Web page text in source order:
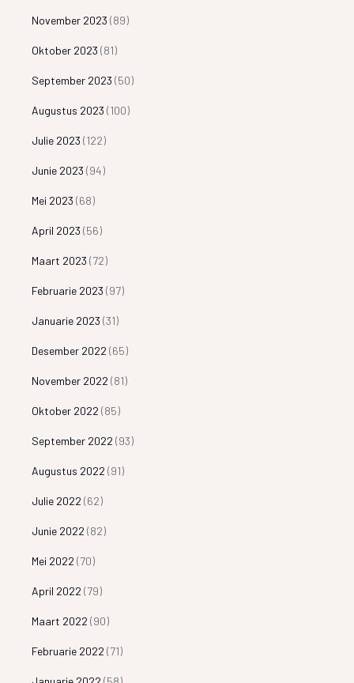
November 2023 (89)
Oktober 2023 (81)
September 2023 (50)
Augustus 2023 (100)
Julie 2023 (122)
Junie 2023 (94)
Mei 2023 (68)
April 2023 (56)
Maart 2023 (72)
Februarie 2023 (97)
Januarie 2023 (31)
Desember 2022 (65)
November 2022 (81)
Oktober 2022 (85)
September 2022 (93)
Augustus 2022 (91)
Julie 2022 (62)
Junie 2022 (82)
Mei 2022 (70)
April 2022 (79)
Maart 2022 (90)
Februarie 2022 (71)